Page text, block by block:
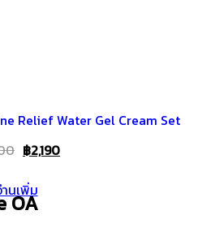
Relief Water Gel Cream Set
Original
was:
฿3,500.
฿2,190Current
นเพิ่ม
OA